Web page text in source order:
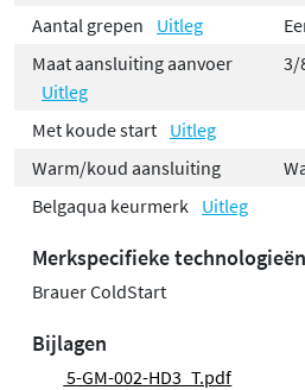
Aantal grepen
Uitleg
Maat aansluiting aanvoer
Uitleg
3/
Met koude start Uitleg
Warm/koud aansluiting
Belgaqua keurmerk Uitleg
Merkspecifieke technologieën
Brauer ColdStart
Bijlagen
5-GM-002-HD3_T.pdf